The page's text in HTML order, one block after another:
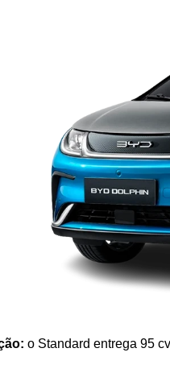
o Standard entrega 95